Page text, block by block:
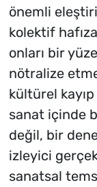
önemli
kolektif
onları bir
nötralize
kültürel
sanat içinde
değil, bir
izleyici
sanatsal